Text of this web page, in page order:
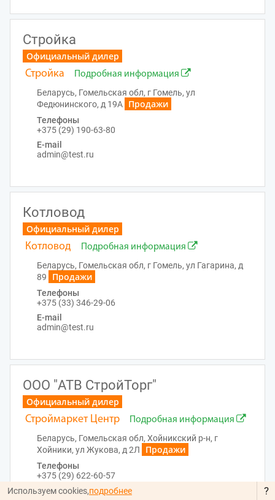
Стройка
Официальный дилер
Стройка
Подробная информация
Беларусь, Гомельская обл, г Гомель, ул
Федюнинского, д 19А
Продажи
Телефоны
+375 (29) 190-63-80
E-mail
admin@test.ru
Котловод
Официальный дилер
Котловод
Подробная информация
Беларусь, Гомельская обл, г Гомель, ул Гагарина, д
89
Продажи
Телефоны
+375 (33) 346-29-06
E-mail
admin@test.ru
ООО "АТВ СтройТорг"
Официальный дилер
Строймаркет Центр
Подробная информация
Беларусь, Гомельская обл, Хойникский р-н, г
Хойники, ул Жукова, д 2Л
Продажи
Телефоны
+375 (29) 622-60-57
E-mail
Используем cookies,подробнее ?